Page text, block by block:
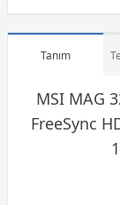
Tanım
MSI MAG
FreeSync